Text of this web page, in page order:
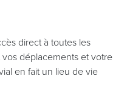
direct à toutes les
déplacements et votre
en fait un lieu de vie